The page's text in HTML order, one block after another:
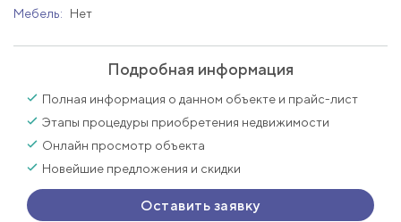
Мебель:
Нет
Подробная информация
Полная информация о данном объекте и прайс-лист
Этапы процедуры приобретения недвижимости
Онлайн просмотр объекта
Новейшие предложения и скидки
Оставить заявку